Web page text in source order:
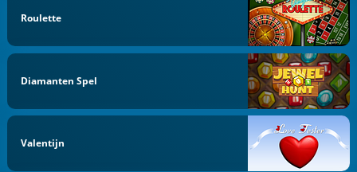
Roulette
Diamanten Spel
Valentijn